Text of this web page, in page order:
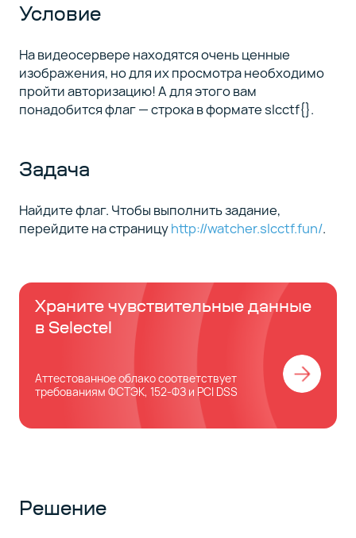
Условие
На видеосервере находятся очень ценные
изображения, но для их просмотра необходимо
пройти авторизацию! А для этого вам
понадобится флаг — строка в формате slcctf{}.
Задача
Найдите флаг. Чтобы выполнить задание,
перейдите на страницуhttp://watcher.slcctf.fun/.
Храните чувствительные данные
в Selectel
Аттестованное облако cоответствует
требованиям ФСТЭК, 152-ФЗ и PCI DSS
Решение